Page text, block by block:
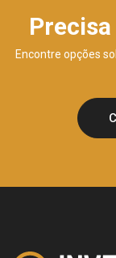
Encontre opções